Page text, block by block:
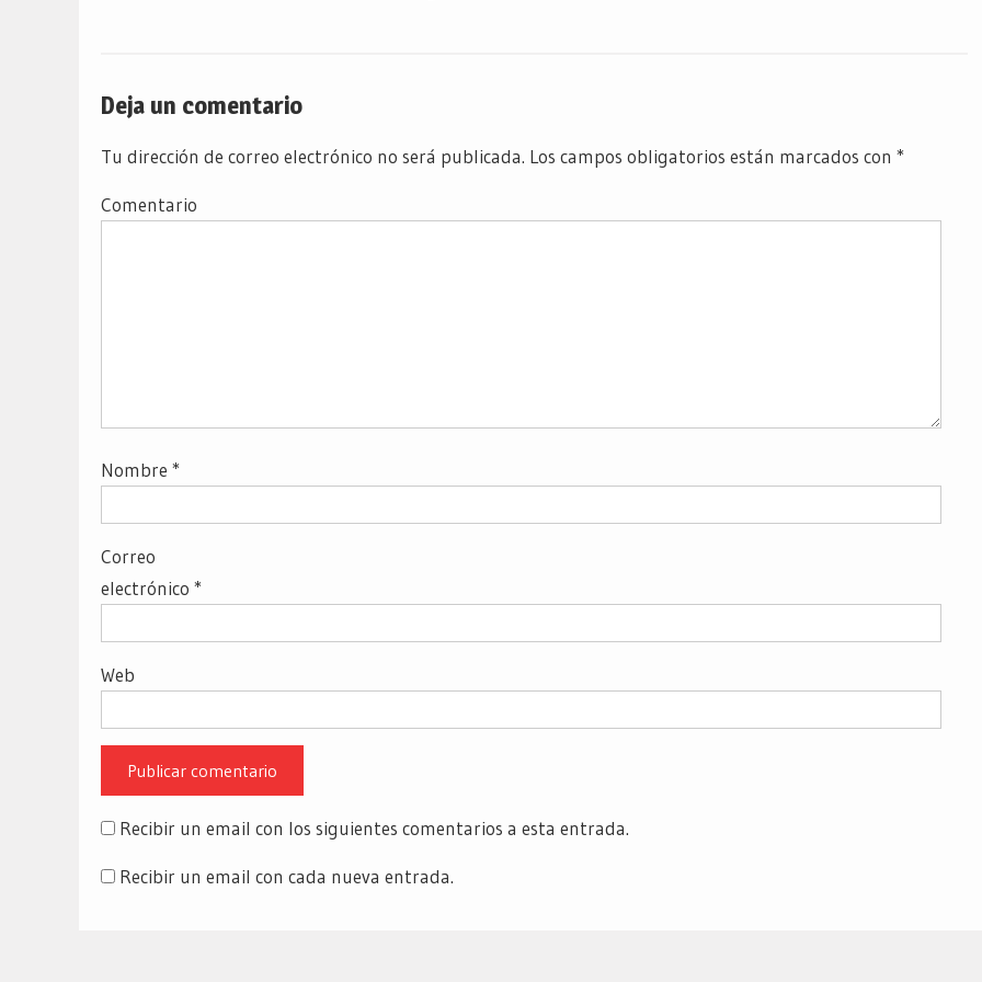
Deja un comentario
Tu dirección de correo electrónico no será publicada. Los campos obligatorios están marcados con *
Comentario
Nombre *
Correo
electrónico *
Web
Recibir un email con los siguientes comentarios a esta entrada.
Recibir un email con cada nueva entrada.